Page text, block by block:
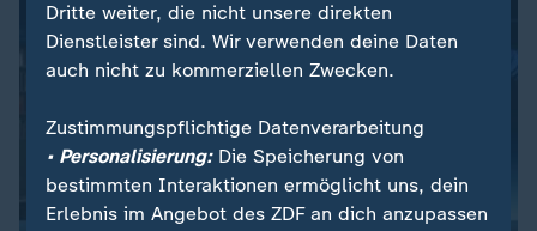
Dritte weiter, die nicht unsere direkten
Dienstleister sind. Wir verwenden deine Daten
auch nicht zu kommerziellen Zwecken.
Zustimmungspflichtige Datenverarbeitung
• Personalisierung:Die Speicherung von
bestimmten Interaktionen ermöglicht uns, dein
Erlebnis im Angebot des ZDF an dich anzupassen